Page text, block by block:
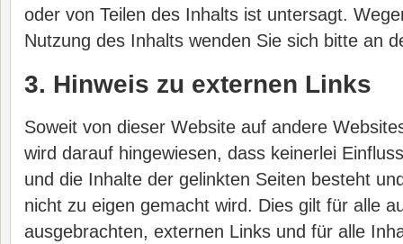
oder von Teilen des Inhalts ist untersagt.
Nutzung des Inhalts wenden Sie sich bitte an
3. Hinweis zu externen Links
Soweit von dieser Website auf andere
wird darauf hingewiesen, dass keinerlei
und die Inhalte der gelinkten Seiten besteht
nicht zu eigen gemacht wird. Dies gilt für alle
ausgebrachten, externen Links und für alle